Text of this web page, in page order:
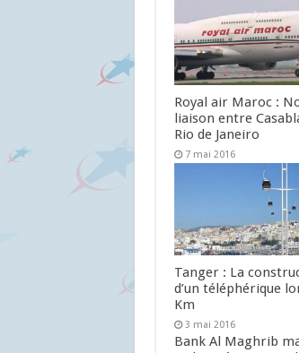
Royal air Maroc :
liaison entre
Rio de Janeiro
7 mai 2016
Tanger : La
d’un téléphérique
Km
3 mai 2016
Bank Al Maghrib